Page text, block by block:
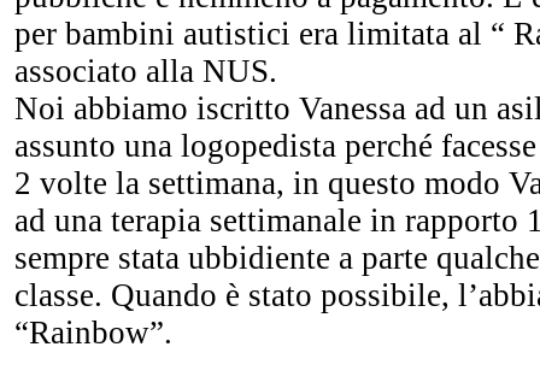
per bambini autistici era limitata al “
associato alla NUS.
Noi abbiamo iscritto Vanessa ad un
assunto una logopedista perché
2 volte la settimana, in questo modo
ad una terapia settimanale in rapporto
sempre stata ubbidiente a parte
classe. Quando è stato possibile,
“Rainbow”.